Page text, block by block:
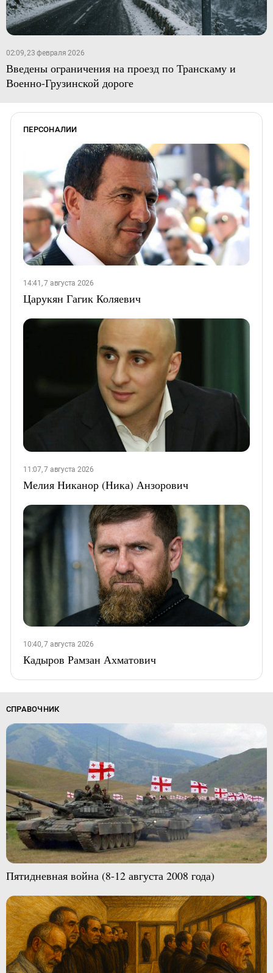
02:09, 23 февраля 2026
Введены ограничения на проезд по Транскаму и
Военно-Грузинской дороге
ПЕРСОНАЛИИ
14:41, 7 августа 2026
Царукян Гагик Коляевич
11:07, 7 августа 2026
Мелия Никанор (Ника) Анзорович
10:40, 7 августа 2026
Кадыров Рамзан Ахматович
СПРАВОЧНИК
Пятидневная война (8-12 августа 2008 года)